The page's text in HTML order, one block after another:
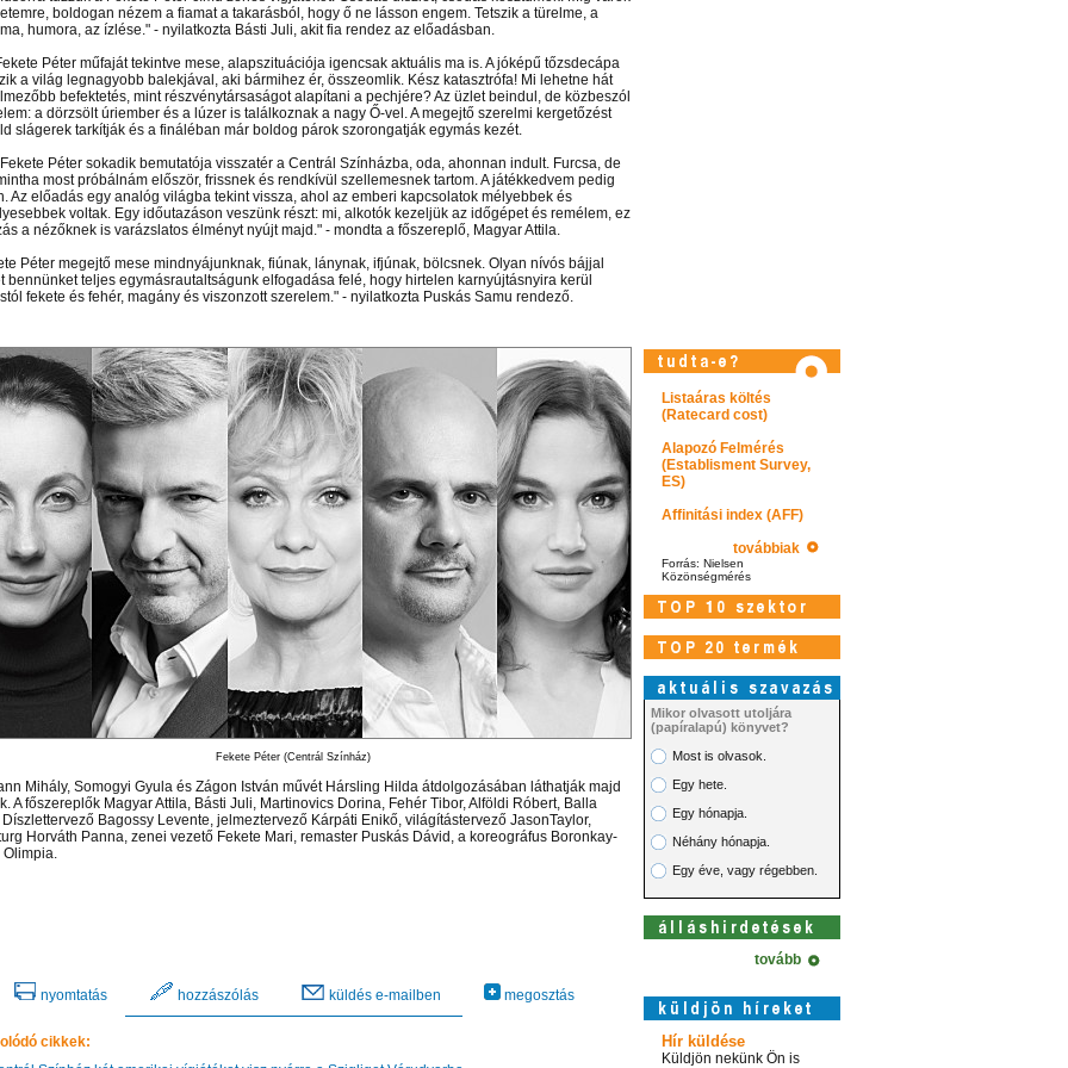
el képtárunkba! Látogasson el képtárunkba! Látogasson el képtárunkba! Látogasson el képtárunkba!
boldogan nézem a fiamat a takarásból, hogy ő ne lásson engem. Tetszik a türelme, a
humora, az ízlése." - nyilatkozta Básti Juli, akit fia rendez az előadásban.
Péter műfaját tekintve mese, alapszituációja igencsak aktuális ma is. A jóképű tőzsdecápa
a világ legnagyobb balekjával, aki bármihez ér, összeomlik. Kész katasztrófa! Mi lehetne hát
befektetés, mint részvénytársaságot alapítani a pechjére? Az üzlet beindul, de közbeszól
a dörzsölt úriember és a lúzer is találkoznak a nagy Ő-vel. A megejtő szerelmi kergetőzést
slágerek tarkítják és a fináléban már boldog párok szorongatják egymás kezét.
Péter sokadik bemutatója visszatér a Centrál Színházba, oda, ahonnan indult. Furcsa, de
most próbálnám először, frissnek és rendkívül szellemesnek tartom. A játékkedvem pedig
Az előadás egy analóg világba tekint vissza, ahol az emberi kapcsolatok mélyebbek és
voltak. Egy időutazáson veszünk részt: mi, alkotók kezeljük az időgépet és remélem, ez
a nézőknek is varázslatos élményt nyújt majd." - mondta a főszereplő, Magyar Attila.
Péter megejtő mese mindnyájunknak, fiúnak, lánynak, ifjúnak, bölcsnek. Olyan nívós bájjal
bennünket teljes egymásrautaltságunk elfogadása felé, hogy hirtelen karnyújtásnyira kerül
fekete és fehér, magány és viszonzott szerelem." - nyilatkozta Puskás Samu rendező.
Fekete Péter (Centrál Színház)
Mihály, Somogyi Gyula és Zágon István művét Hársling Hilda átdolgozásában láthatják majd
A főszereplők Magyar Attila, Básti Juli, Martinovics Dorina, Fehér Tibor, Alföldi Róbert, Balla
Díszlettervező Bagossy Levente, jelmeztervező Kárpáti Enikő, világítástervező JasonTaylor,
Horváth Panna, zenei vezető Fekete Mari, remaster Puskás Dávid, a koreográfus Boronkay-
nyomtatás hozzászólás küldés e-mailben megosztás
cikkek:
Listaáras költés
(Ratecard cost)
Alapozó Felmérés
(Establisment Survey,
ES)
Affinitási index (AFF)
továbbiak
Forrás: Nielsen
Közönségmérés
Mikor olvasott utoljára
(papíralapú) könyvet?
Most is olvasok.
Egy hete.
Egy hónapja.
Néhány hónapja.
Egy éve, vagy régebben.
tovább
Hír küldése
Küldjön nekünk Ön is